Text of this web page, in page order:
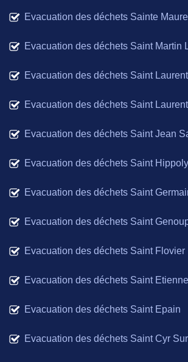
Evacuation des déchets Sainte
Evacuation des déchets Saint Martin
Evacuation des déchets Saint
Evacuation des déchets Saint
Evacuation des déchets Saint Jean
Evacuation des déchets Saint
Evacuation des déchets Saint
Evacuation des déchets Saint
Evacuation des déchets Saint Flovier
Evacuation des déchets Saint
Evacuation des déchets Saint Epain
Evacuation des déchets Saint Cyr